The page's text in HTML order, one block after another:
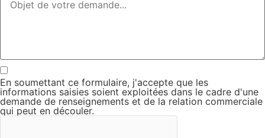
En soumettant ce formulaire, j'accepte que les
informations saisies soient exploitées dans le cadre d'une
demande de renseignements et de la relation commerciale
qui peut en découler.